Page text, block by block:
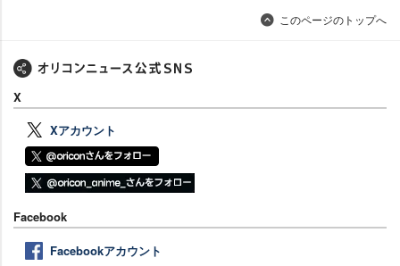
このページのトップへ
X
Xアカウント
Facebook
Facebookアカウント